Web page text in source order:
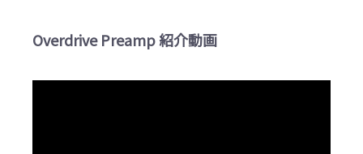
Overdrive Preamp 紹介動画